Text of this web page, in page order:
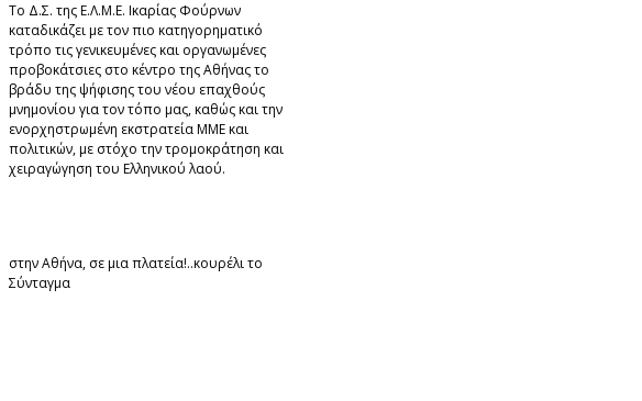
Το Δ.Σ. της Ε.Λ.Μ.Ε. Ικαρίας Φούρνων
καταδικάζει με τον πιο κατηγορηματικό
τρόπο τις γενικευμένες και οργανωμένες
προβοκάτσιες στο κέντρο της Αθήνας το
βράδυ της ψήφισης του νέου επαχθούς
μνημονίου για τον τόπο μας, καθώς και την
ενορχηστρωμένη εκστρατεία ΜΜΕ και
πολιτικών, με στόχο την τρομοκράτηση και
χειραγώγηση του Ελληνικού λαού.
στην Αθήνα, σε μια πλατεία!..κουρέλι το
Σύνταγμα